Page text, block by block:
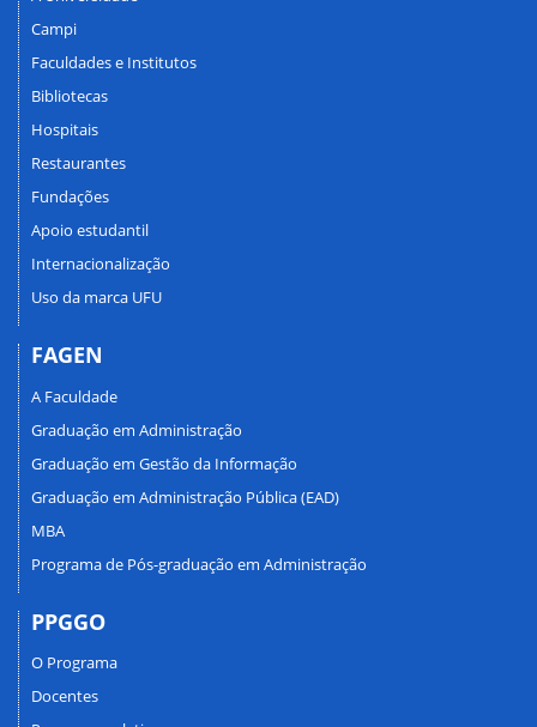
Campi
Faculdades e Institutos
Bibliotecas
Hospitais
Restaurantes
Fundações
Apoio estudantil
Internacionalização
Uso da marca UFU
FAGEN
A Faculdade
Graduação em Administração
Graduação em Gestão da Informação
Graduação em Administração Pública (EAD)
MBA
Programa de Pós-graduação em Administração
PPGGO
O Programa
Docentes